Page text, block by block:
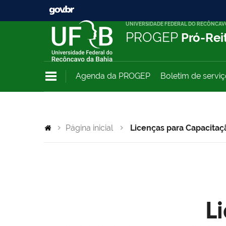
UNIVERSIDADE FEDERAL DO
PROGEP Pró-
Agenda da PROGEP Boletim de
Página inicial Licenças para